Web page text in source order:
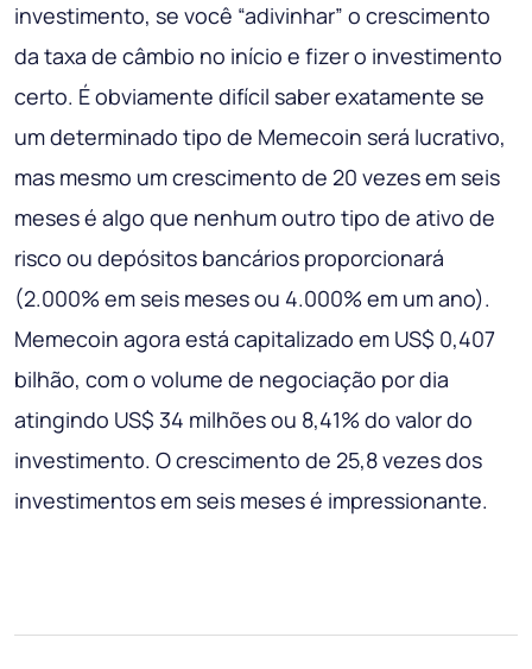
investimento, se você “adivinhar” o crescimento
da taxa de câmbio no início e fizer o investimento
certo. É obviamente difícil saber exatamente se
um determinado tipo de Memecoin será lucrativo,
mas mesmo um crescimento de 20 vezes em seis
meses é algo que nenhum outro tipo de ativo de
risco ou depósitos bancários proporcionará
(2.000% em seis meses ou 4.000% em um ano).
Memecoin agora está capitalizado em US$ 0,407
bilhão, com o volume de negociação por dia
atingindo US$ 34 milhões ou 8,41% do valor do
investimento. O crescimento de 25,8 vezes dos
investimentos em seis meses é impressionante.